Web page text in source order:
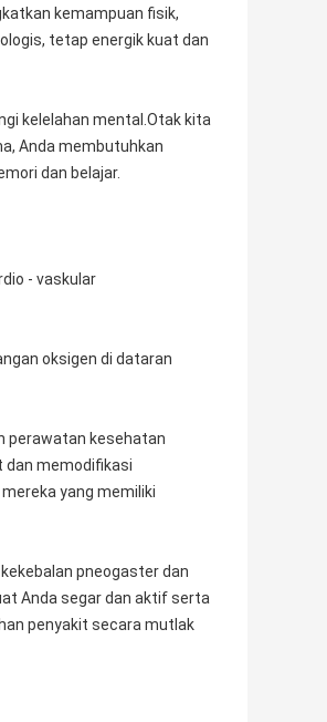
kemampuan fisik,
tetap energik kuat dan
kelelahan mental.Otak kita
Anda membutuhkan
dan belajar.
- vaskular
oksigen di dataran
perawatan kesehatan
dan memodifikasi
yang memiliki
pneogaster dan
Anda segar dan aktif serta
penyakit secara mutlak